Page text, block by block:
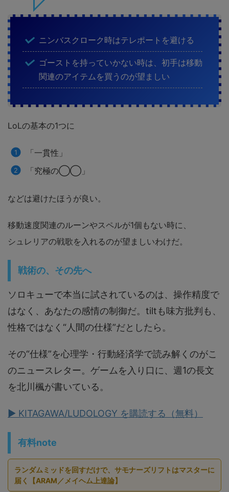
ニンバスクローク時はテレポートを避ける
ゴーストを持っていかない時は、初手は移動
関連のアイテムを買うのが望ましい
LoLの基本の1つに
「一貫性」
「究極の◯◯」
などは避けたほうが良い。
移動速度関連のルーンやスペルが1個もない時に、
シュレリアの戦歌を入れるのが望ましいわけだ。
戦術の、その先へ
ソロキューで本当に試されているのは、操作精度で
はなく、あなたの感情の制御だ。tiltも味方批判も、
性格ではなく“人間の仕様”だとしたら。
その“仕様”を心理学・行動経済学で読み解くのがこ
のニュースレター。ゲームを入り口に、週1の長文
を北川楓が書いている。
▶ KITAGAWA/LUDOLOGY を購読する（無料）
有料note
ランダムミッドを回すだけで、サモナーズリフトはマスターに
届く【ARAM／メイヘム上達論】